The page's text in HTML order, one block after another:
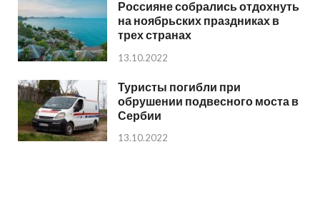
Россияне собрались отдохнуть
на ноябрьских праздниках в
трех странах
13.10.2022
Туристы погибли при
обрушении подвесного моста в
Сербии
13.10.2022